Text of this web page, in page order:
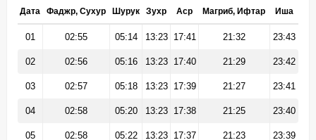
Дата Фаджр, Сухур Шурук Зухр Аср Магриб, Ифтар Иша
01 02:55 05:14 13:23 17:41 21:32 23:43
02 02:56 05:16 13:23 17:40 21:29 23:42
03 02:57 05:18 13:23 17:39 21:27 23:41
04 02:58 05:20 13:23 17:38 21:25 23:40
05 02:58 05:22 13:23 17:37 21:23 23:39